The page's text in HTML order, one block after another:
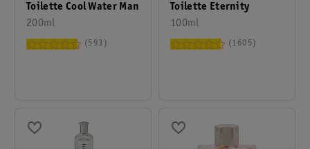
Toilette Cool Water Man
200ml
593
Toilette Eternity
100ml
1605